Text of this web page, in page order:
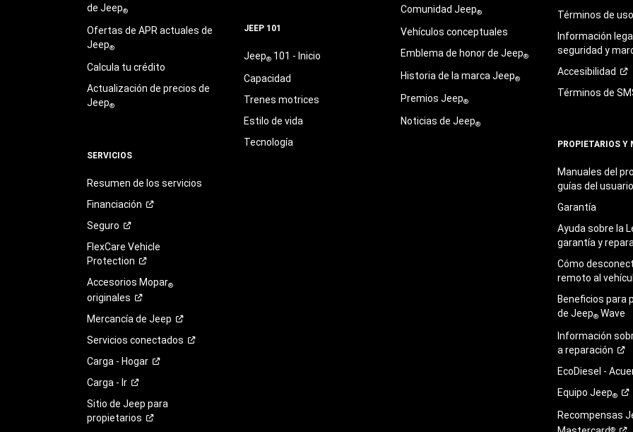
de Jeep®
Ofertas de APR actuales de
Jeep®
Calcula tu crédito
Actualización de precios de
Jeep®
SERVICIOS
Resumen de los servicios
Financiación
Seguro
FlexCare Vehicle
Protection
Accesorios Mopar®
originales
Mercancía de Jeep
Servicios conectados
Carga - Hogar
Carga - Ir
Sitio de Jeep para
propietarios
JEEP 101
Jeep®101 - Inicio
Capacidad
Trenes motrices
Estilo de vida
Tecnología
Comunidad Jeep®
Vehículos conceptuales
Emblema de honor de Jeep®
Historia de la marca Jeep®
Premios Jeep®
Noticias de Jeep®
Términos deuso
Información
seguridad y
Accesibilidad
Términos de
PROPIETARIOS Y
Manuales del
guías delusuario
Garantía
Ayuda sobre la
garantía y
Cómo
remoto al
Beneficios para
de Jeep® Wave
Información
areparación
EcoDiesel -
Equipo Jeep®
Recompensas
®